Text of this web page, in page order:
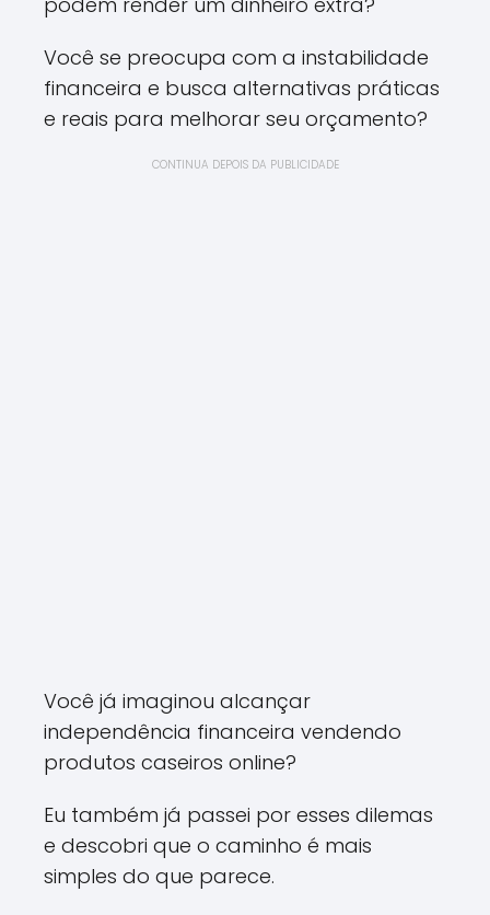
Você se preocupa com a instabilidade
financeira e busca alternativas práticas
e reais para melhorar seu orçamento?
CONTINUA DEPOIS DA PUBLICIDADE
Você já imaginou alcançar
independência financeira vendendo
produtos caseiros online?
Eu também já passei por esses dilemas
e descobri que o caminho é mais
simples do que parece.